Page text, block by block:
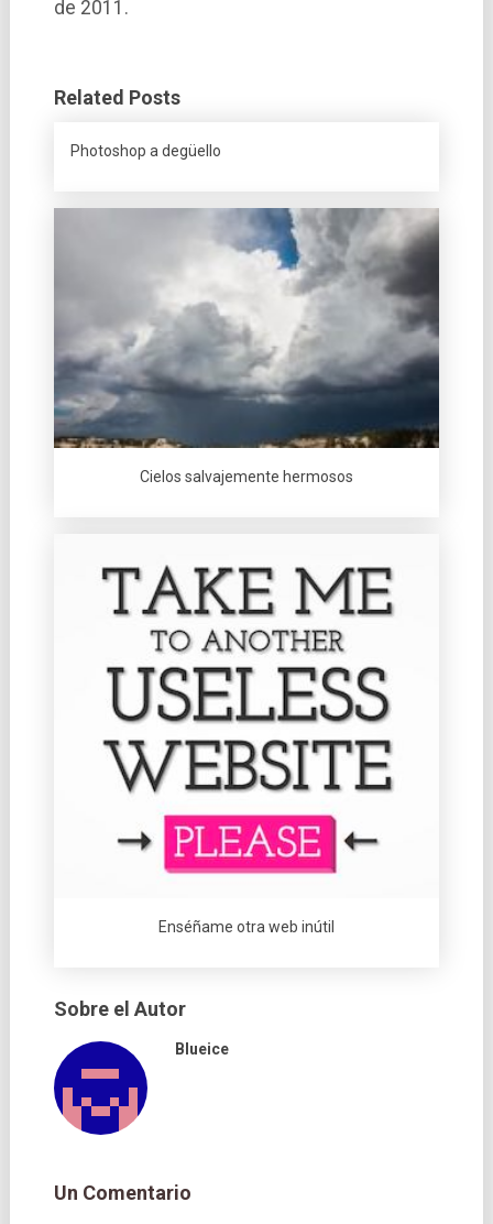
de 2011.
Related Posts
Photoshop a degüello
Cielos salvajemente hermosos
Enséñame otra web inútil
Sobre el Autor
Blueice
Un Comentario